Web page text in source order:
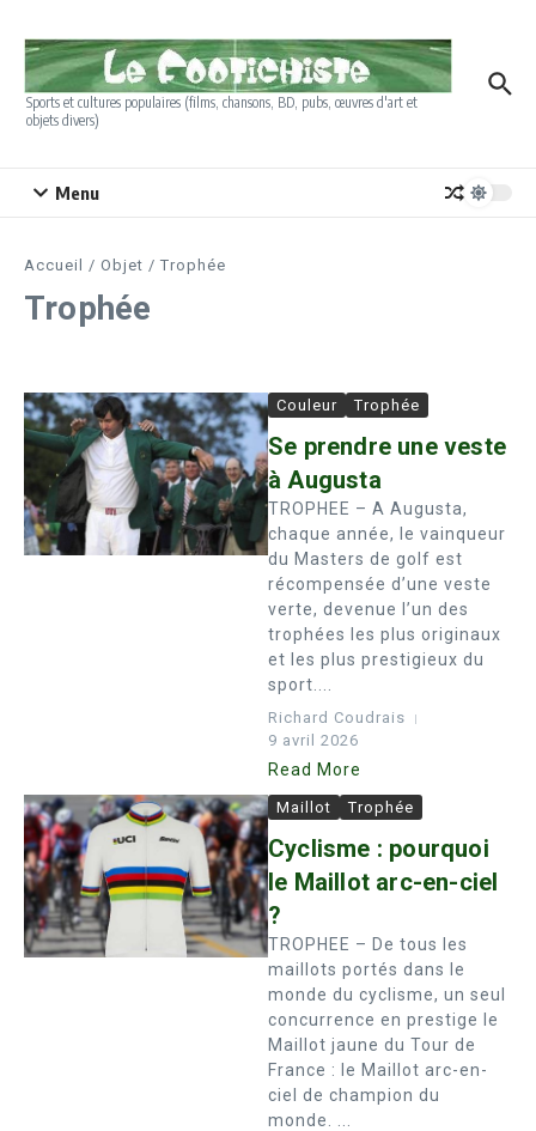
Sports et cultures populaires (films, chansons, BD, pubs, œuvres d'art et
objets divers)
Menu
Accueil / Objet / Trophée
Trophée
Couleur Trophée
Se prendre une veste
à Augusta
TROPHEE – A Augusta,
chaque année, le vainqueur
du Masters de golf est
récompensée d’une veste
verte, devenue l’un des
trophées les plus originaux
et les plus prestigieux du
sport....
Richard Coudrais
9 avril 2026
Read More
Maillot Trophée
Cyclisme : pourquoi
le Maillot arc-en-ciel
?
TROPHEE – De tous les
maillots portés dans le
monde du cyclisme, un seul
concurrence en prestige le
Maillot jaune du Tour de
France : le Maillot arc-en-
ciel de champion du
monde. ...